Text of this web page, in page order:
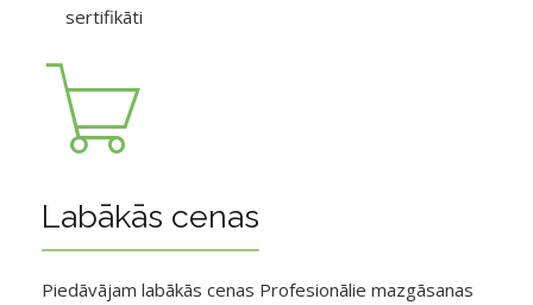
sertifikāti
Labākās cenas
Piedāvājam labākās cenas Profesionālie mazgāsanas